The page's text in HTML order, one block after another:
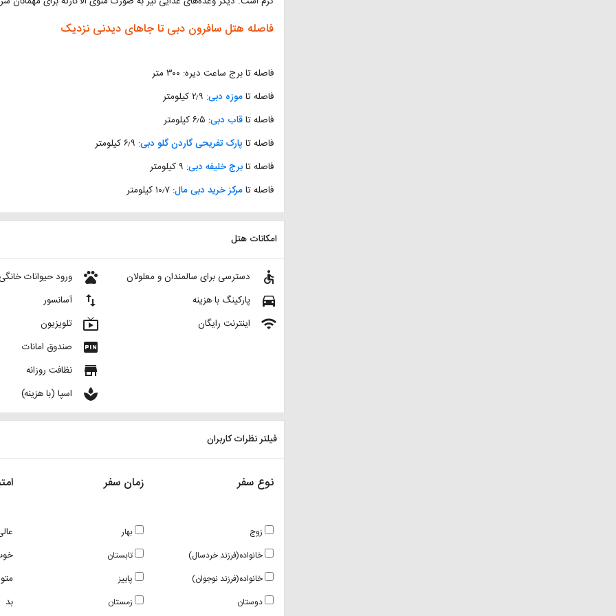
فاصله هتل سافرون دبی تا جاهای دیدنی نزدیک
فاصله تا برج ساعت دیره: ۳۰۰ متر
فاصله تاموزه دبی: ۲٫۹ کیلومتر
فاصله تاقاب دبی: ۶٫۵ کیلومتر
فاصله تا پارک تفریحی گاردن گلو دبی: ۶٫۹ کیلومتر
فاصله تابرج خلیفه دبی: ۹ کیلومتر
فاصله تامرکز خرید دبی مال: ۱۰٫۷ کیلومتر
امکانات هتل
pets ورود حیوانات
import_export آسانسور
live_tv تلویزیون
fiber_pin صندوق امانات
store نظافت روزانه
spa اسپا (با هزینه)
accessible دسترسی برای سالمندان و معلولان
directions_car پارکینگ با هزینه
wifi اینترنت رایگان
فیلتر نظرات کاربران
بد
زمان سفر
بهار
تابستان
پاییز
زمستان
نوع سفر
زوج
خانواده(فرزند خردسال)
خانواده(فرزند نوجوان)
دوستان